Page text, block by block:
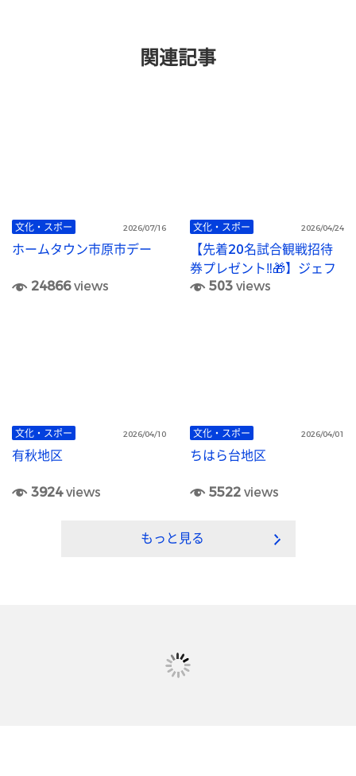
関連記事
文化・スポー 2026/07/16
ホームタウン市原市デー
24866views
文化・スポー 2026/04/24
【先着20名試合観戦招待
券プレゼント‼🎁】ジェフ
ユナイテッド市原・千葉レ
503views
文化・スポー 2026/04/10
有秋地区
3924views
文化・スポー 2026/04/01
ちはら台地区
5522views
もっと見る